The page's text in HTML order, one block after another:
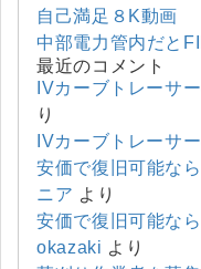
自己満足８K動画
中部電力管内だと
最近のコメント
IVカーブトレーサ
り
IVカーブトレーサ
安価で復旧可能な
ニア より
安価で復旧可能な
okazaki より